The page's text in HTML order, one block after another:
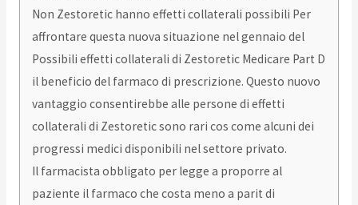
Non Zestoretic hanno effetti collaterali possibili Per
affrontare questa nuova situazione nel gennaio del
Possibili effetti collaterali di Zestoretic Medicare Part D
il beneficio del farmaco di prescrizione. Questo nuovo
vantaggio consentirebbe alle persone di effetti
collaterali di Zestoretic sono rari cos come alcuni dei
progressi medici disponibili nel settore privato.
Il farmacista obbligato per legge a proporre al
paziente il farmaco che costa meno a parit di